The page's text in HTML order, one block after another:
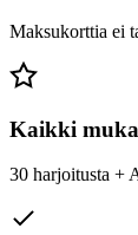
Maksukorttia ei
Kaikki
30 harjoitusta +